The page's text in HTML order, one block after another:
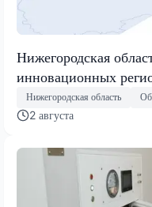
Нижегородская
инновационных
Нижегородская область
2 августа